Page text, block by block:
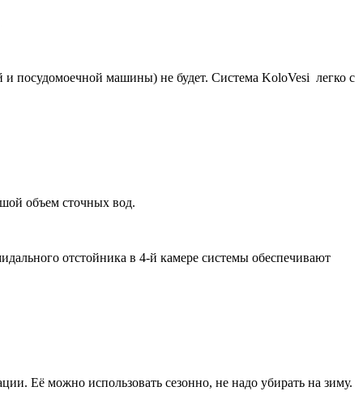
посудомоечной машины) не будет. Система KoloVesi легко с
объем сточных вод.
отстойника в 4-й камере системы обеспечивают
Её можно использовать сезонно, не надо убирать на зиму.